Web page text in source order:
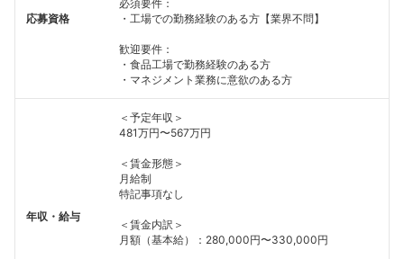
応募資格
必須要件：
・工場での勤務経験のある方【業界不問】
歓迎要件：
・食品工場で勤務経験のある方
・マネジメント業務に意欲のある方
年収・給与
＜予定年収＞
481万円〜567万円
＜賃金形態＞
月給制
特記事項なし
＜賃金内訳＞
月額（基本給）：280,000円〜330,000円